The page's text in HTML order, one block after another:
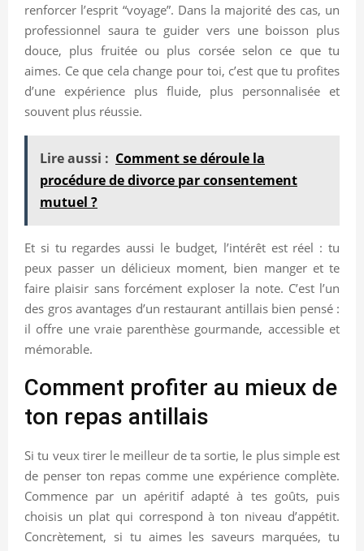
renforcer l’esprit “voyage”. Dans la majorité des cas, un
professionnel saura te guider vers une boisson plus
douce, plus fruitée ou plus corsée selon ce que tu
aimes. Ce que cela change pour toi, c’est que tu profites
d’une expérience plus fluide, plus personnalisée et
souvent plus réussie.
Lire aussi : Comment se déroule la
procédure de divorce par consentement
mutuel ?
Et si tu regardes aussi le budget, l’intérêt est réel : tu
peux passer un délicieux moment, bien manger et te
faire plaisir sans forcément exploser la note. C’est l’un
des gros avantages d’un restaurant antillais bien pensé :
il offre une vraie parenthèse gourmande, accessible et
mémorable.
Comment profiter au mieux de
ton repas antillais
Si tu veux tirer le meilleur de ta sortie, le plus simple est
de penser ton repas comme une expérience complète.
Commence par un apéritif adapté à tes goûts, puis
choisis un plat qui correspond à ton niveau d’appétit.
Concrètement, si tu aimes les saveurs marquées, tu